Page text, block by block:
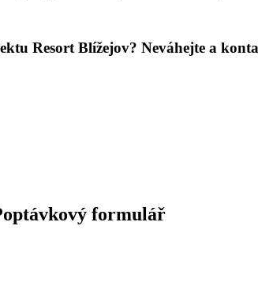
Resort Blížejov? Neváhejte a
formulář